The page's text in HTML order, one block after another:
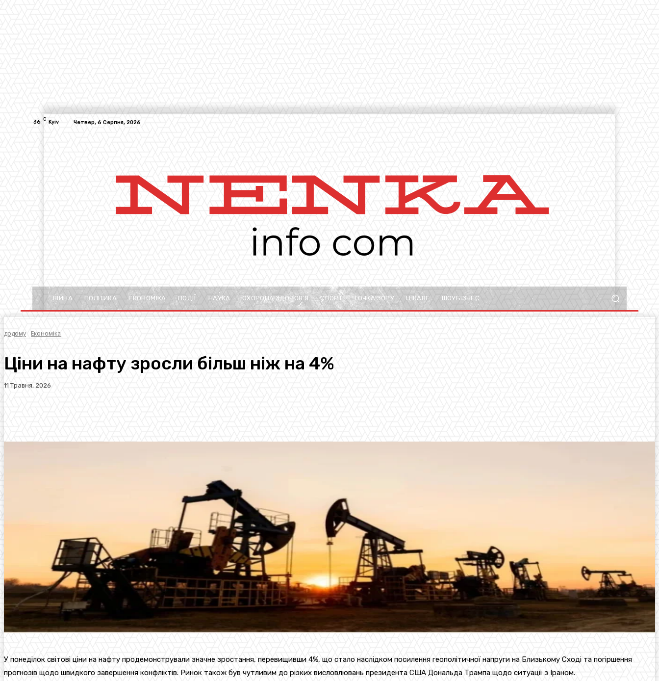
36 C Kyiv Четвер, 6 Серпня, 2026
ВІЙНА ПОЛІТИКА ЕКОНОМІКА ПОДІЇ НАУКА ОХОРОНА ЗДОРОВ’Я СПОРТ ТОЧКА ЗОРУ ЦІКАВЕ ШОУБІЗНЕС
додому Економіка
Ціни на нафту зросли більш ніж на 4%
11 Травня, 2026
У понеділок світові ціни на нафту продемонстрували значне зростання, перевищивши 4%, що стало наслідком посилення геополітичної напруги на Близькому Сході та погіршення
прогнозів щодо швидкого завершення конфліктів. Ринок також був чутливим до різких висловлювань президента США Дональда Трампа щодо ситуації з Іраном.